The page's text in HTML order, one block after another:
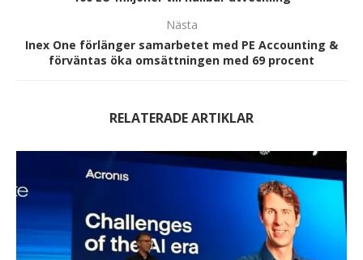
Nästa
Inex One förlänger samarbetet med PE Accounting &
förväntas öka omsättningen med 69 procent
RELATERADE ARTIKLAR